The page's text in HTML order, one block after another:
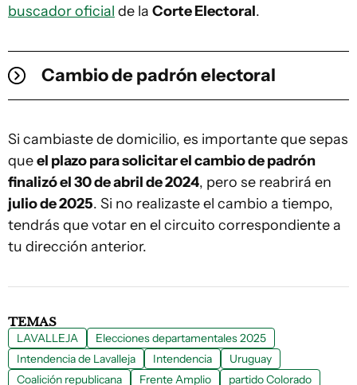
buscador oficial de la Corte Electoral.
Cambio de padrón electoral
Si cambiaste de domicilio, es importante que sepas
queel plazo para solicitar el cambio de padrón
finalizó el 30 de abril de 2024, pero se reabrirá en
julio de 2025. Si no realizaste el cambio a tiempo,
tendrás que votar en el circuito correspondiente a
tu dirección anterior.
TEMAS
LAVALLEJA
Elecciones departamentales 2025
Intendencia de Lavalleja
Intendencia
Uruguay
Coalición republicana
Frente Amplio partido Colorado